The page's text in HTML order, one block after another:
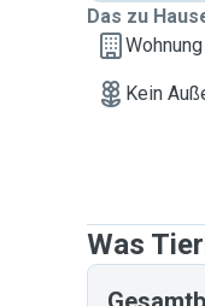
Das zu
Wohnung
Kein
Was